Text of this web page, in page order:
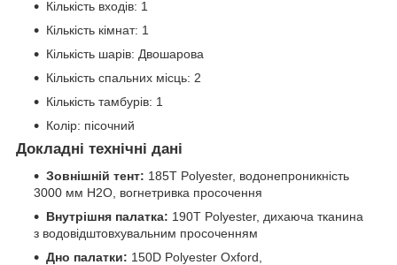
Кількість входів: 1
Кількість кімнат: 1
Кількість шарів: Двошарова
Кількість спальних місць: 2
Кількість тамбурів: 1
Колір: пісочний
Докладні технічні дані
Зовнішній тент: 185T Polyester, водонепроникність
3000 мм H2O, вогнетривка просочення
Внутрішня палатка: 190T Polyester, дихаюча тканина
з водовідштовхувальним просоченням
Дно палатки: 150D Polyester Oxford,